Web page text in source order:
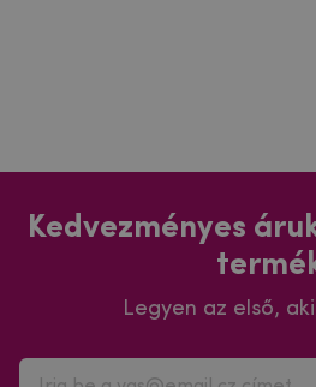
Kedvezményes
Legyen az első,